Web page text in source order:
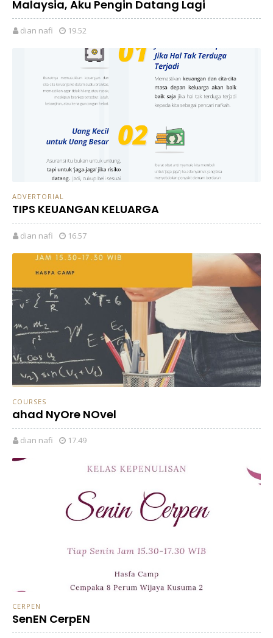
Malaysia, Aku Pengin Datang Lagi
dian nafi 19.52
ADVERTORIAL
TIPS KEUANGAN KELUARGA
dian nafi 16.57
COURSES
ahad NyOre NOvel
dian nafi 17.49
CERPEN
SenEN CerpEN